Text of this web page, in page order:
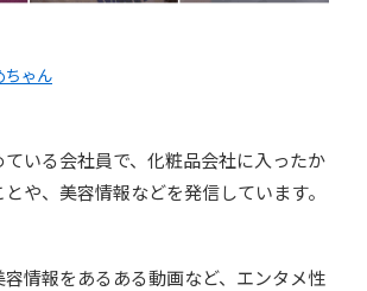
ちゃん
いる会社員で、化粧品会社に入ったか
や、美容情報などを発信しています。
情報をあるある動画など、エンタメ性